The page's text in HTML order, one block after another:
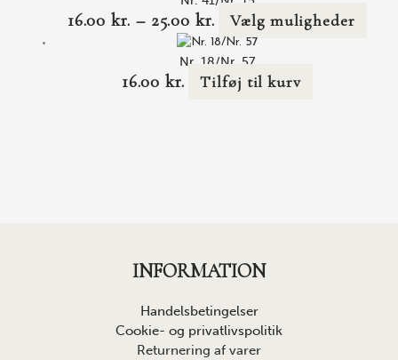
16.00kr. – 25.00kr. Vælg muligheder
Nr. 18/Nr. 57
16.00kr. Tilføj til kurv
INFORMATION
Handelsbetingelser
Cookie- og privatlivspolitik
Returnering af varer